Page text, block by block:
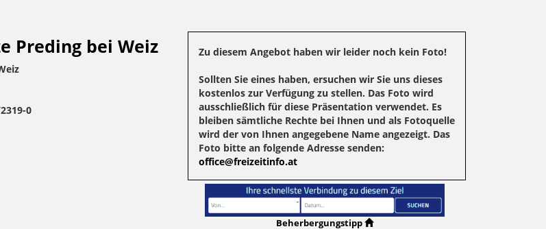
Preding bei Weiz
0
Zu diesem Angebot haben wir leider noch kein Foto!
Sollten Sie eines haben, ersuchen wir Sie uns dieses
kostenlos zur Verfügung zu stellen. Das Foto wird
ausschließlich für diese Präsentation verwendet. Es
bleiben sämtliche Rechte bei Ihnen und als Fotoquelle
wird der von Ihnen angegebene Name angezeigt. Das
Foto bitte an folgende Adresse senden:
office@freizeitinfo.at
Beherbergungstipp